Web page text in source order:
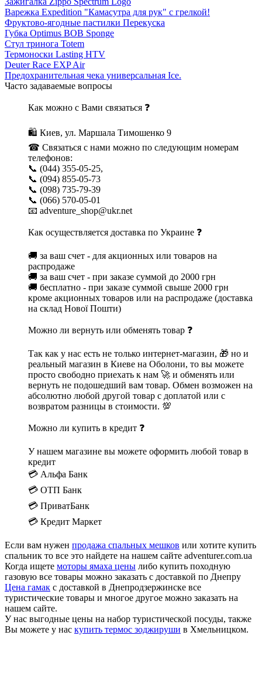
Варежка Expedition "Камасутра для рук" с грелкой!
Фруктово-ягодные пастилки Перекуска
Губка Optimus BOB Sponge
Стул тринога Totem
Термоноски Lasting HTV
Deuter Race EXP Air
Предохранительная чека универсальная Ice.
Часто задаваемые вопросы
Как можно с Вами связаться ❓
🛍 Киев, ул. Маршала Тимошенко 9
☎ Связаться с нами можно по следующим номерам
телефонов:
📞 (044) 355-05-25,
📞 (094) 855-05-73
📞 (098) 735-79-39
📞 (066) 570-05-01
📧 adventure_shop@ukr.net
Как осуществляется доставка по Украине ❓
🚚 за ваш счет - для акционных или товаров на
распродаже
🚚 за ваш счет - при заказе суммой до 2000 грн
🚚 бесплатно - при заказе суммой свыше 2000 грн
кроме акционных товаров или на распродаже (доставка
на склад Нової Пошти)
Можно ли вернуть или обменять товар ❓
Так как у нас есть не только интернет-магазин, 🎁 но и
реальный магазин в Киеве на Оболони, то вы можете
просто свободно приехать к нам 🚀 и обменять или
вернуть не подошедший вам товар. Обмен возможен на
абсолютно любой другой товар с доплатой или с
возвратом разницы в стоимости. 💯
Можно ли купить в кредит ❓
У нашем магазине вы можете оформить любой товар в
кредит
💳 Альфа Банк
💳 ОТП Банк
💳 ПриватБанк
💳 Кредит Маркет
Если вам нужен продажа спальных мешков или хотите купить
спальник то все это найдете на нашем сайте adventurer.com.ua
Когда ищете моторы ямаха цены либо купить походную
газовую все товары можно заказать с доставкой по Днепру
Цена гамак с доставкой в Днепродзержинске все
туристические товары и многое другое можно заказать на
нашем сайте.
У нас выгодные цены на набор туристической посуды, также
Вы можете у нас купить термос зоджируши в Хмельницком.